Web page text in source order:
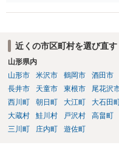
近くの市区町村を選び直す
山形県内
山形市
米沢市 鶴岡市 酒田市
長井市
天童市 東根市 尾花沢
西川町
朝日町 大江町 大石田
大蔵村
鮭川村 戸沢村 高畠町
三川町
庄内町 遊佐町